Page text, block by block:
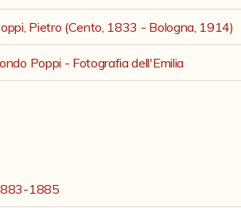
Pietro (Cento, 1833 - Bologna, 1914)
Poppi - Fotografia dell'Emilia
1885